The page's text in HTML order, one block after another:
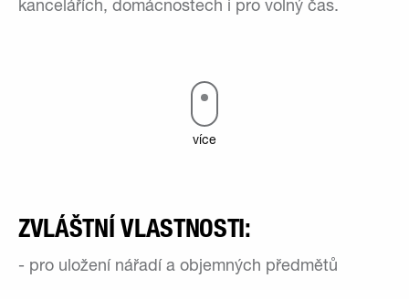
kancelářích, domácnostech i pro volný čas.
více
ZVLÁŠTNÍ VLASTNOSTI:
- pro uložení nářadí a objemných předmětů